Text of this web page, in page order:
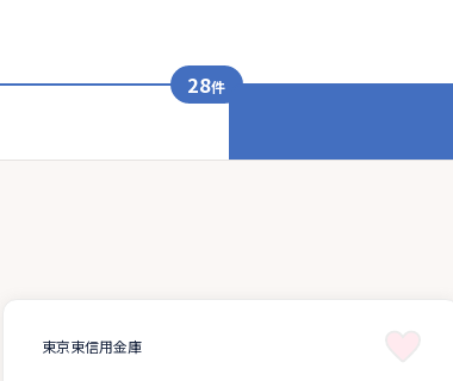
28件
東京東信用金庫